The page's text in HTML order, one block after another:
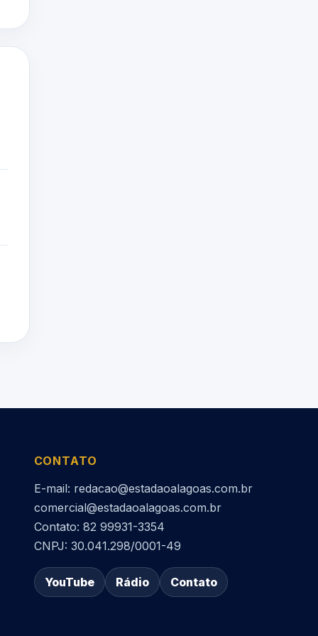
CONTATO
E-mail: redacao@estadaoalagoas.com.br
comercial@estadaoalagoas.com.br
Contato: 82 99931-3354
CNPJ: 30.041.298/0001-49
YouTube Rádio Contato